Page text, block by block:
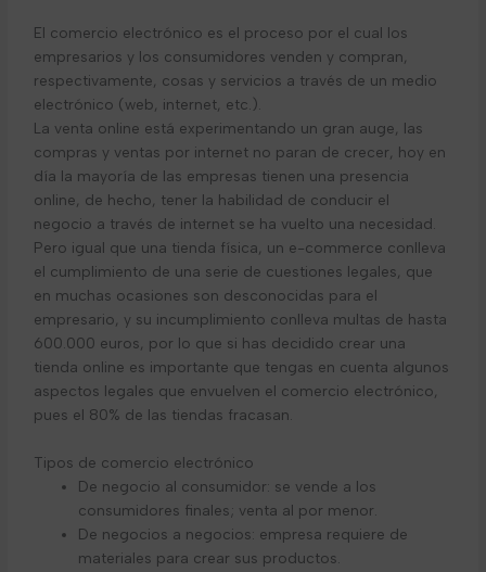
El comercio electrónico es el proceso por el cual los
empresarios y los consumidores venden y compran,
respectivamente, cosas y servicios a través de un medio
electrónico (web, internet, etc.).
La venta online está experimentando un gran auge, las
compras y ventas por internet no paran de crecer, hoy en
día la mayoría de las empresas tienen una presencia
online, de hecho, tener la habilidad de conducir el
negocio a través de internet se ha vuelto una necesidad.
Pero igual que una tienda física, un e-commerce conlleva
el cumplimiento de una serie de cuestiones legales, que
en muchas ocasiones son desconocidas para el
empresario, y su incumplimiento conlleva multas de hasta
600.000 euros, por lo que si has decidido crear una
tienda online es importante que tengas en cuenta algunos
aspectos legales que envuelven el comercio electrónico,
pues el 80% de las tiendas fracasan.
Tipos de comercio electrónico
De negocio al consumidor: se vende a los
consumidores finales; venta al por menor.
De negocios a negocios: empresa requiere de
materiales para crear sus productos.